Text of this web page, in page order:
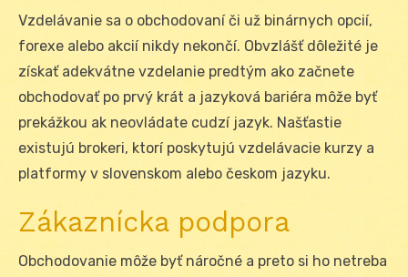
Vzdelávanie sa o obchodovaní či už binárnych opcií,
forexe alebo akcií nikdy nekončí. Obvzlášť dôležité je
získať adekvátne vzdelanie predtým ako začnete
obchodovať po prvý krát a jazyková bariéra môže byť
prekážkou ak neovládate cudzí jazyk. Našťastie
existujú brokeri, ktorí poskytujú vzdelávacie kurzy a
platformy v slovenskom alebo českom jazyku.
Zákaznícka podpora
Obchodovanie môže byť náročné a preto si ho netreba